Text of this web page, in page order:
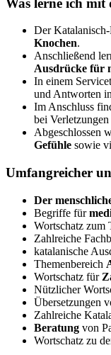
Was lerne ich mit
Der
Knochen.
Anschließend
Ausdrücke für
In einem
und Antworten
Im Anschluss
bei
Abgeschlossen
Gefühle sowie
Umfangreicher
Der
Begriffe für
Wortschatz zum
Zahlreiche
katalanische
Themenbereich
Wortschatz für
Nützlicher
Übersetzungen
Zahlreiche
Beratung von
Wortschatz zu